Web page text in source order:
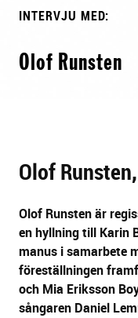
INTERVJU MED:
Olof Runsten
Olof
Olof Runsten är
en hyllning till Karin
manus i samarbete
föreställningen
och Mia Eriksson
sångaren Daniel